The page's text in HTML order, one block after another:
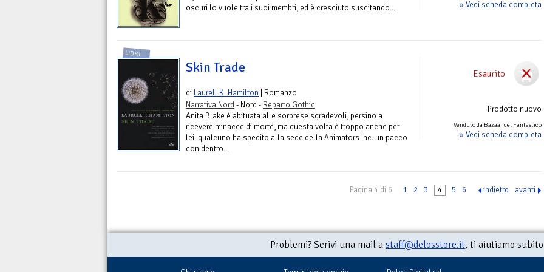
» Vedi scheda completa
oscuri lo vuole tra i suoi membri, ed è cresciuto suscitando...
Esaurito
Prodotto nuovo
Venduto da Bazaar del Fantastico
» Vedi scheda completa
LIBRI
Skin Trade
di Laurell K. Hamilton | Romanzo
Narrativa Nord- Nord - Reparto Gothic
Anita Blake è abituata alle sorprese sgradevoli, persino a
ricevere minacce di morte, ma questa volta è troppo anche per
lei: qualcuno ha spedito alla sede della Animators Inc. un pacco
con dentro...
Pagina 4 di 6 1 2 3 4 5 6 indietro avanti
Problemi? Scrivi una mail a staff@delosstore.it, ti aiutiamo